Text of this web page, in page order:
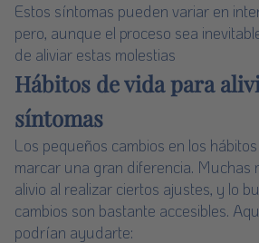
Estos síntomas pueden variar en
pero, aunque el proceso sea
de aliviar estas molestias
Hábitos de vida para
síntomas
Los pequeños cambios en los
marcar una gran diferencia. Muchas
alivio al realizar ciertos ajustes, y lo
cambios son bastante accesibles.
podrían ayudarte: